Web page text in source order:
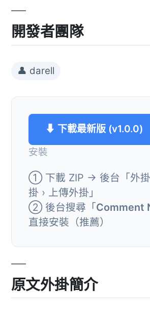
開發者團隊
👤 darell
⬇ 下載最新版 (v1.0.0)
安裝
① 下載 ZIP → 後台「外掛
掛 › 上傳外掛」
② 後台搜尋「Comment
直接安裝（推薦）
原文外掛簡介